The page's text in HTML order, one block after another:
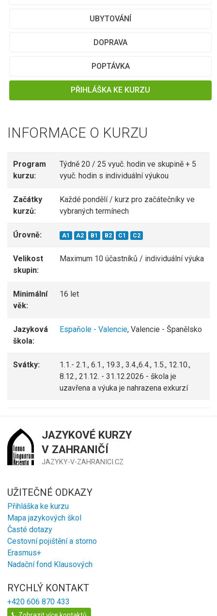
UBYTOVÁNÍ
DOPRAVA
POPTÁVKA
PŘIHLÁŠKA KE KURZU
INFORMACE O KURZU
Program
kurzu:
Týdně 20 / 25 vyuč. hodin ve skupině + 5
vyuč. hodin s individuální výukou
Začátky
kurzů:
Každé pondělí / kurz pro začátečníky ve
vybraných termínech
Úrovně: A1 A2 B1 B2 C1 C2
Velikost
skupin:
Maximum 10 účastníků / individuální výuka
Minimální
věk:
16 let
Jazyková
škola:
Espaňole - Valencie, Valencie - Španělsko
Svátky:
1.1.- 2.1., 6.1., 19.3., 3.4.,6.4., 1.5., 12.10.,
8.12., 21.12. - 31.12.2026 - škola je
uzavřena a výuka je nahrazena exkurzí
JAZYKOVÉ KURZY
V ZAHRANIČÍ
JAZYKY-V-ZAHRANICI.CZ
UŽITEČNÉ ODKAZY
Přihláška ke kurzu
Mapa jazykových škol
Časté dotazy
Cestovní pojištění a storno
Erasmus+
Nadační fond Klausových
RYCHLÝ KONTAKT
+420 606 870 433